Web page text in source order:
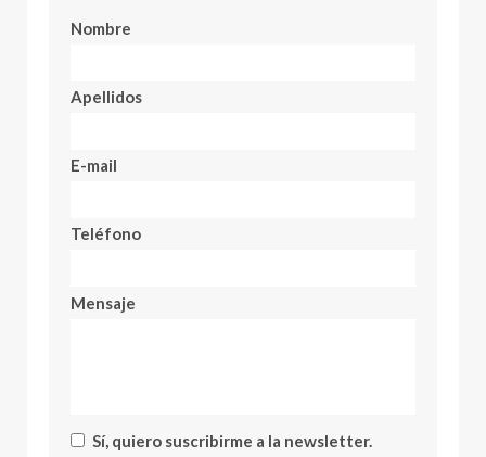
Nombre
Apellidos
E-mail
Teléfono
Mensaje
Sí, quiero suscribirme a la newsletter.